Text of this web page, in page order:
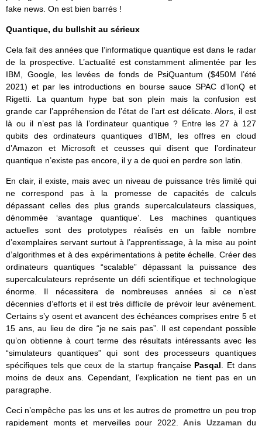
fake news. On est bien barrés !
Quantique, du bullshit au sérieux
Cela fait des années que l’informatique quantique est dans le radar
de la prospective. L’actualité est constamment alimentée par les
IBM, Google, les levées de fonds de PsiQuantum ($450M l’été
2021) et par les introductions en bourse sauce SPAC d’IonQ et
Rigetti. La quantum hype bat son plein mais la confusion est
grande car l’appréhension de l’état de l’art est délicate. Alors, il est
là ou il n’est pas là l’ordinateur quantique ? Entre les 27 à 127
qubits des ordinateurs quantiques d’IBM, les offres en cloud
d’Amazon et Microsoft et ceusses qui disent que l’ordinateur
quantique n’existe pas encore, il y a de quoi en perdre son latin.
En clair, il existe, mais avec un niveau de puissance très limité qui
ne correspond pas à la promesse de capacités de calculs
dépassant celles des plus grands supercalculateurs classiques,
dénommée ‘avantage quantique’. Les machines quantiques
actuelles sont des prototypes réalisés en un faible nombre
d’exemplaires servant surtout à l’apprentissage, à la mise au point
d’algorithmes et à des expérimentations à petite échelle. Créer des
ordinateurs quantiques “scalable” dépassant la puissance des
supercalculateurs représente un défi scientifique et technologique
énorme. Il nécessitera de nombreuses années si ce n’est
décennies d’efforts et il est très difficile de prévoir leur avènement.
Certains s’y osent et avancent des échéances comprises entre 5 et
15 ans, au lieu de dire “je ne sais pas”. Il est cependant possible
qu’on obtienne à court terme des résultats intéressants avec les
“simulateurs quantiques” qui sont des processeurs quantiques
spécifiques tels que ceux de la startup française Pasqal. Et dans
moins de deux ans. Cependant, l’explication ne tient pas en un
paragraphe.
Ceci n’empêche pas les uns et les autres de promettre un peu trop
rapidement monts et merveilles pour 2022. Anis Uzzaman du